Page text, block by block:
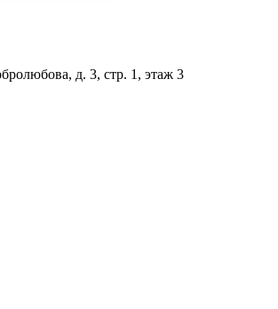
д. 3, стр. 1, этаж 3